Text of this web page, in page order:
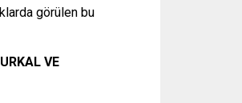
görülen bu
VE